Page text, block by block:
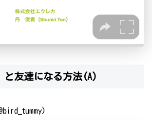
と友達になる方法(A)